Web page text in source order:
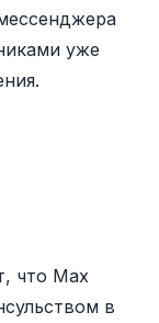
уже
что Max
в